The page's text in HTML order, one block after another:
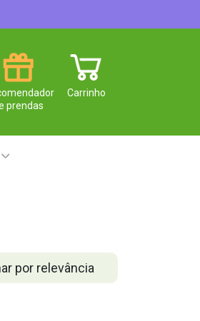
Carrinho
prendas
por relevância